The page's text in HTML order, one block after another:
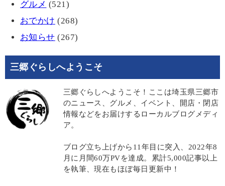
グルメ (521)
おでかけ (268)
お知らせ (267)
三郷ぐらしへようこそ
三郷ぐらしへようこそ！ここは埼玉県三郷市
のニュース、グルメ、イベント、開店・閉店
情報などをお届けするローカルブログメディ
ア。
ブログ立ち上げから11年目に突入、2022年8
月に月間60万PVを達成。累計5,000記事以上
を執筆、現在もほぼ毎日更新中！